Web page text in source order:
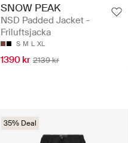
SNOW PEAK
NSD Padded Jacket -
Friluftsjacka
S M L XL
1390 kr 2139 kr
35% Deal